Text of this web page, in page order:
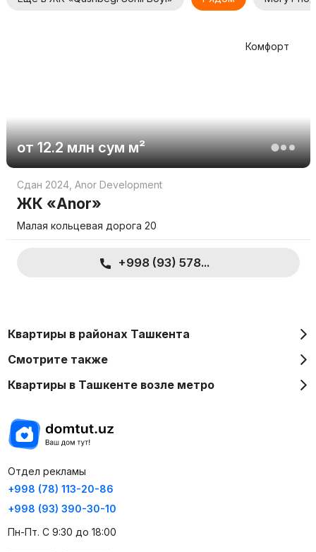
Комфорт
от12.2 млн сумм²
Сдан 2024, Anor Development
ЖК «Anor»
Малая кольцевая дорога 20
+998 (93) 578...
Квартиры в районах Ташкента
Смотрите также
Квартиры в Ташкенте возле метро
Отдел рекламы
+998 (78) 113-20-86
+998 (93) 390-30-10
Пн-Пт. С 9:30 до 18:00